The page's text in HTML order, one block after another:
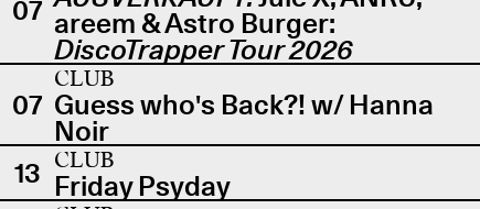
07 areem & Astro Burger:
DiscoTrapper Tour 2026
07
CLUB
Guess who's Back?! w/ Hanna
Noir
13 CLUB
Friday Psyday